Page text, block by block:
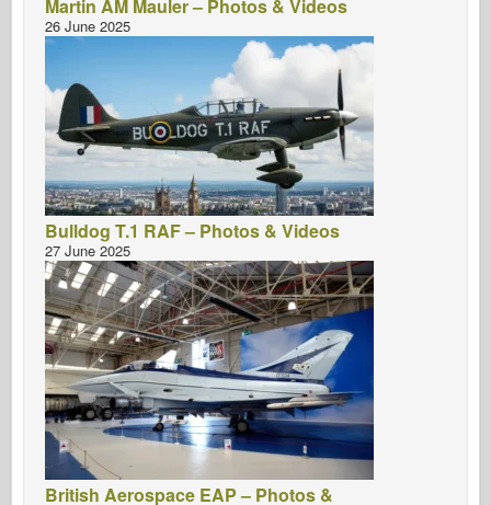
Martin AM Mauler – Photos & Videos
26 June 2025
Bulldog T.1 RAF – Photos & Videos
27 June 2025
British Aerospace EAP – Photos &